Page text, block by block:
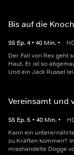
Bis auf die
S5 Ep.4 • 40 Min. •
Der Fall von Rex geht
Haut. Er ist so
Und ein Jack Russel
Vereinsamt und
S5 Ep.5 • 40 Min. •
Kann ein
zu Kräften kommen?
misshandelte Dogge